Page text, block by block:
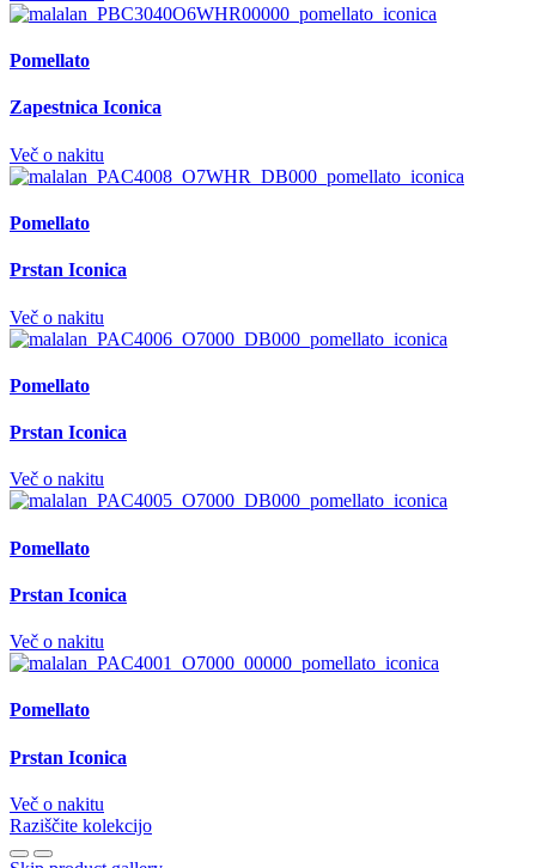
Pomellato
Zapestnica Iconica
Več o nakitu
Pomellato
Prstan Iconica
Več o nakitu
Pomellato
Prstan Iconica
Več o nakitu
Pomellato
Prstan Iconica
Več o nakitu
Pomellato
Prstan Iconica
Več o nakitu
Raziščite kolekcijo